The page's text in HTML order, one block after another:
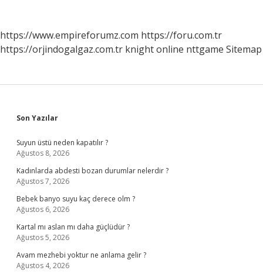
https://www.empireforumz.com https://foru.com.tr
https://orjindogalgaz.com.tr knight online nttgame Sitemap
Sidebar
Son Yazılar
Suyun üstü neden kapatılır ?
Ağustos 8, 2026
Kadınlarda abdesti bozan durumlar nelerdir ?
Ağustos 7, 2026
Bebek banyo suyu kaç derece olm ?
Ağustos 6, 2026
Kartal mı aslan mı daha güçlüdür ?
Ağustos 5, 2026
Avam mezhebi yoktur ne anlama gelir ?
Ağustos 4, 2026